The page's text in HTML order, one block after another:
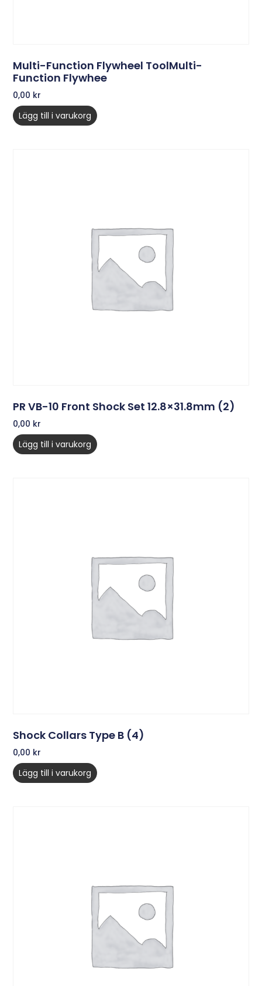
Multi-Function Flywheel ToolMulti-
Function Flywhee
0,00 kr
Lägg till i varukorg
PR VB-10 Front Shock Set 12.8×31.8mm (2)
0,00 kr
Lägg till i varukorg
Shock Collars Type B (4)
0,00 kr
Lägg till i varukorg